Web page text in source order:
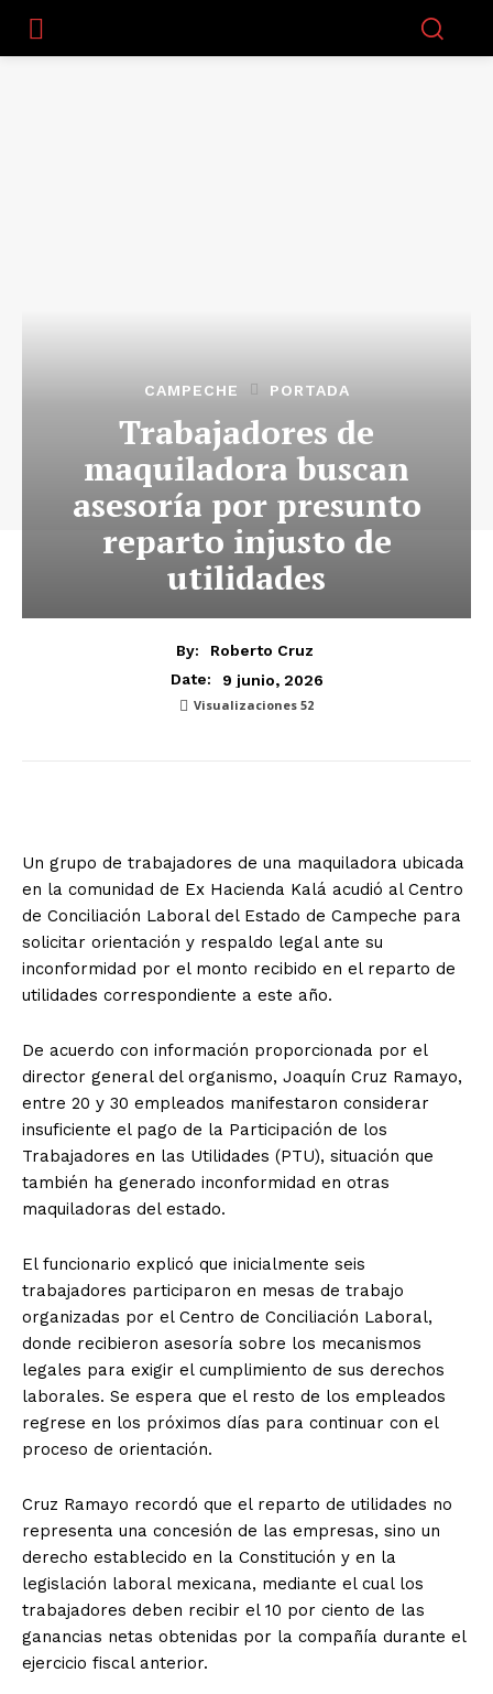
CAMPECHE PORTADA
Trabajadores de
maquiladora buscan
asesoría por presunto
reparto injusto de
utilidades
By:
Roberto Cruz
Date:
9 junio, 2026
Visualizaciones 52
Un grupo de trabajadores de una maquiladora ubicada
en la comunidad de Ex Hacienda Kalá acudió al Centro
de Conciliación Laboral del Estado de Campeche para
solicitar orientación y respaldo legal ante su
inconformidad por el monto recibido en el reparto de
utilidades correspondiente a este año.
De acuerdo con información proporcionada por el
director general del organismo, Joaquín Cruz Ramayo,
entre 20 y 30 empleados manifestaron considerar
insuficiente el pago de la Participación de los
Trabajadores en las Utilidades (PTU), situación que
también ha generado inconformidad en otras
maquiladoras del estado.
El funcionario explicó que inicialmente seis
trabajadores participaron en mesas de trabajo
organizadas por el Centro de Conciliación Laboral,
donde recibieron asesoría sobre los mecanismos
legales para exigir el cumplimiento de sus derechos
laborales. Se espera que el resto de los empleados
regrese en los próximos días para continuar con el
proceso de orientación.
Cruz Ramayo recordó que el reparto de utilidades no
representa una concesión de las empresas, sino un
derecho establecido en la Constitución y en la
legislación laboral mexicana, mediante el cual los
trabajadores deben recibir el 10 por ciento de las
ganancias netas obtenidas por la compañía durante el
ejercicio fiscal anterior.